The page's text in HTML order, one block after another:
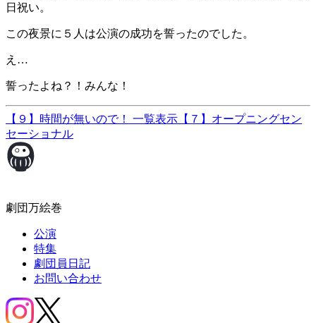
日祝い。
この夜景に５人は公演の成功を誓ったのでした。
え…
誓ったよね？！みんな！
【９】時間が無いので！ 一覧表示 【７】オープニングセン
セーショナル
劇団万絵巻
公演
特集
劇団員日記
お問い合わせ